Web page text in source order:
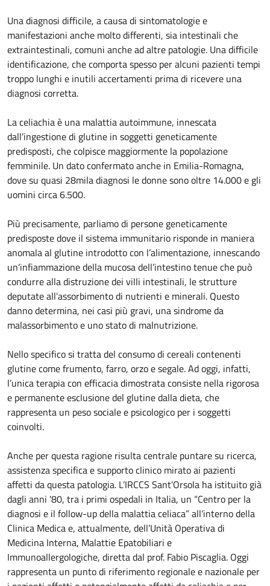
Una diagnosi difficile, a causa di sintomatologie e
manifestazioni anche molto differenti, sia intestinali che
extraintestinali, comuni anche ad altre patologie. Una difficile
identificazione, che comporta spesso per alcuni pazienti tempi
troppo lunghi e inutili accertamenti prima di ricevere una
diagnosi corretta.
La celiachia è una malattia autoimmune, innescata
dall’ingestione di glutine in soggetti geneticamente
predisposti, che colpisce maggiormente la popolazione
femminile. Un dato confermato anche in Emilia-Romagna,
dove su quasi 28mila diagnosi le donne sono oltre 14.000 e gli
uomini circa 6.500.
Più precisamente, parliamo di persone geneticamente
predisposte dove il sistema immunitario risponde in maniera
anomala al glutine introdotto con l’alimentazione, innescando
un’infiammazione della mucosa dell’intestino tenue che può
condurre alla distruzione dei villi intestinali, le strutture
deputate all’assorbimento di nutrienti e minerali. Questo
danno determina, nei casi più gravi, una sindrome da
malassorbimento e uno stato di malnutrizione.
Nello specifico si tratta del consumo di cereali contenenti
glutine come frumento, farro, orzo e segale. Ad oggi, infatti,
l’unica terapia con efficacia dimostrata consiste nella rigorosa
e permanente esclusione del glutine dalla dieta, che
rappresenta un peso sociale e psicologico per i soggetti
coinvolti.
Anche per questa ragione risulta centrale puntare su ricerca,
assistenza specifica e supporto clinico mirato ai pazienti
affetti da questa patologia. L’IRCCS Sant’Orsola ha istituito già
dagli anni '80, tra i primi ospedali in Italia, un “Centro per la
diagnosi e il follow-up della malattia celiaca” all’interno della
Clinica Medica e, attualmente, dell’Unità Operativa di
Medicina Interna, Malattie Epatobiliari e
Immunoallergologiche, diretta dal prof. Fabio Piscaglia. Oggi
rappresenta un punto di riferimento regionale e nazionale per